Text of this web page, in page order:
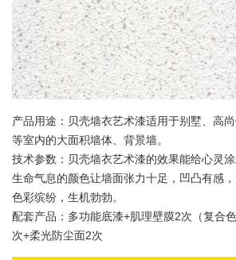
产品用途：贝壳墙衣艺术漆适用于别墅、高
等室内的大面积墙体、背景墙。
技术参数：贝壳墙衣艺术漆的效果能给心灵
生命气息的颜色让墙面张力十足，凹凸有感
色彩缤纷，生机勃勃。
配套产品：多功能底漆+肌理壁膜2次（复合
次+柔光防尘面2次